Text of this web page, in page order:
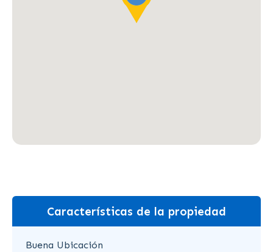
Características de la propiedad
Buena Ubicación